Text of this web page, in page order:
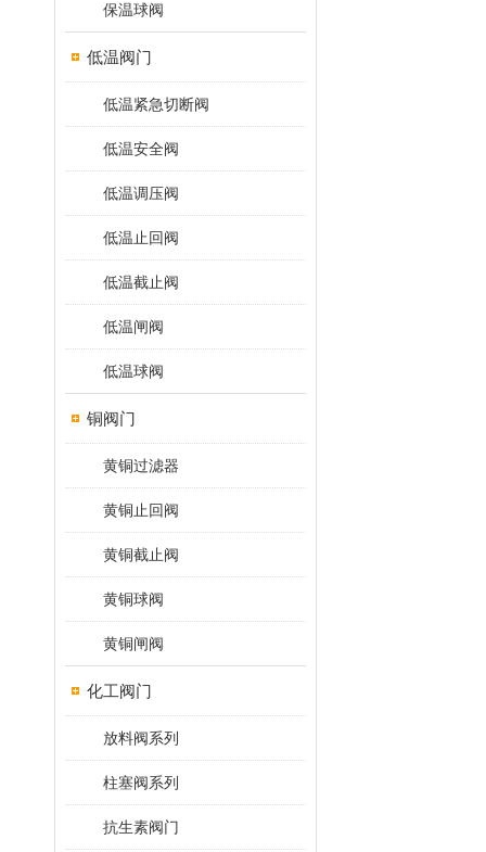
保温球阀
低温阀门
低温紧急切断阀
低温安全阀
低温调压阀
低温止回阀
低温截止阀
低温闸阀
低温球阀
铜阀门
黄铜过滤器
黄铜止回阀
黄铜截止阀
黄铜球阀
黄铜闸阀
化工阀门
放料阀系列
柱塞阀系列
抗生素阀门